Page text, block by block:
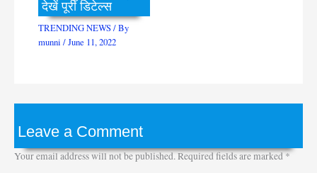
देखें पूरी डिटेल्स
TRENDING NEWS/ By
munni/June 11, 2022
Leave a Comment
Your email address will not be published.Required fields are marked*